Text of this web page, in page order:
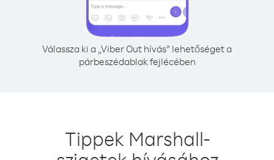
Válassza ki a „Viber Out hívás” lehetőséget a
párbeszédablak fejlécében
Tippek Marshall-